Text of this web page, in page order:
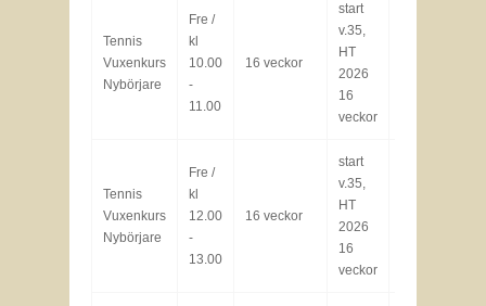
Tennis
Vuxenkurs
Nybörjare
Fre /
kl
10.00
-
11.00
16 veckor
start
v.35,
HT
2026
16
veckor
Tennis
Vuxenkurs
Nybörjare
Fre /
kl
12.00
-
13.00
16 veckor
start
v.35,
HT
2026
16
veckor